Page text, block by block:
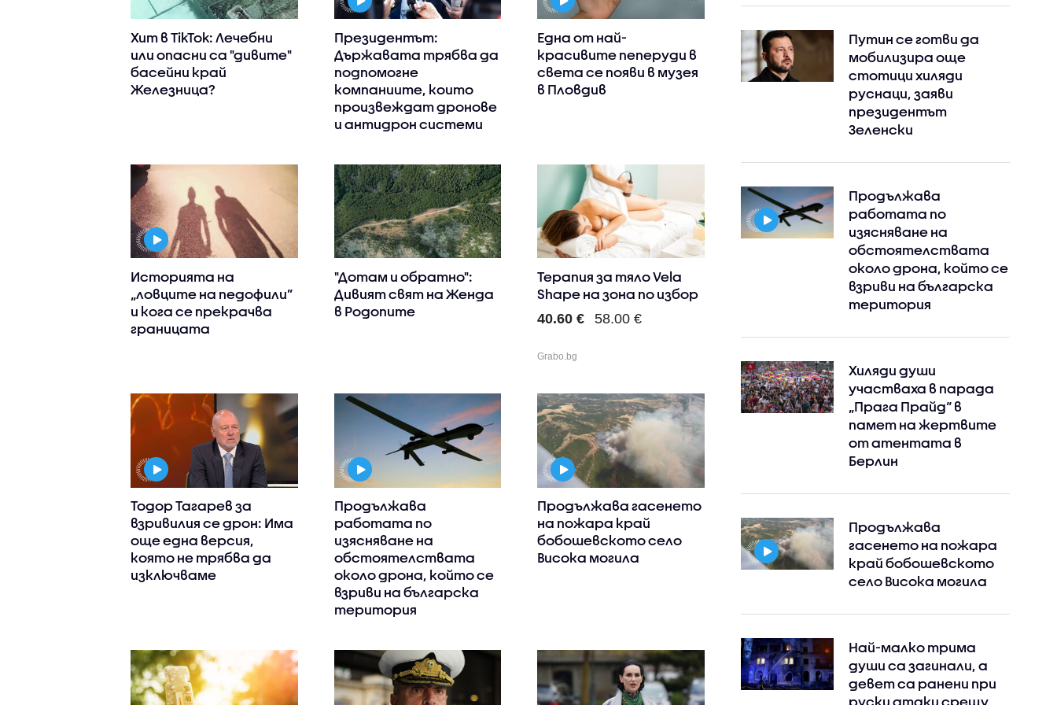
Хит в TikTok: Лечебни
или опасни са "дивите"
басейни край
Железница?
Президентът:
Държавата трябва да
подпомогне
компаниите, които
произвеждат дронове
и антидрон системи
Една от най-
красивите пеперуди в
света се появи в музея
в Пловдив
Историята на
„ловците на педофили”
и кога се прекрачва
границата
"Дотам и обратно":
Дивият свят на Женда
в Родопите
Терапия за тяло Vela
Shape на зона по избор
40.60 € 58.00 €
Grabo.bg
Тодор Тагарев за
взривилия се дрон: Има
още една версия,
която не трябва да
изключваме
Продължава
работата по
изясняване на
обстоятелствата
около дрона, който се
взриви на българска
територия
Продължава гасенето
на пожара край
бобошевското село
Висока могила
Путин се готви да
мобилизира още
стотици хиляди
руснаци, заяви
президентът
Зеленски
Продължава
работата по
изясняване на
обстоятелствата
около дрона, който се
взриви на българска
територия
Хиляди души
участваха в парада
„Прага Прайд“ в
памет на жертвите
от атентата в
Берлин
Продължава
гасенето на пожара
край бобошевското
село Висока могила
Най-малко трима
души са загинали, а
девет са ранени при
руски атаки срещу